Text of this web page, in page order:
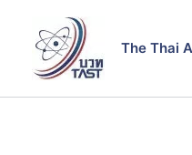
content
The Thai